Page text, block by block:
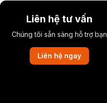
Liên hệ tư vấn
Chúng tôi sẵn sàng hỗ trợ bạn
Liên hệ ngay